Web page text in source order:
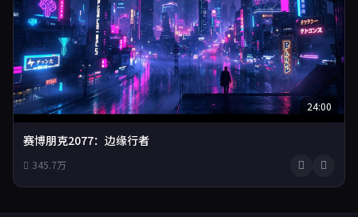
24:00
赛博朋克2077：边缘行者
345.7万